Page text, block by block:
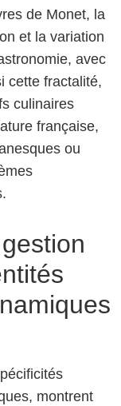
de Monet, la
et la variation
avec
cette fractalité,
culinaires
française,
ou
montrent